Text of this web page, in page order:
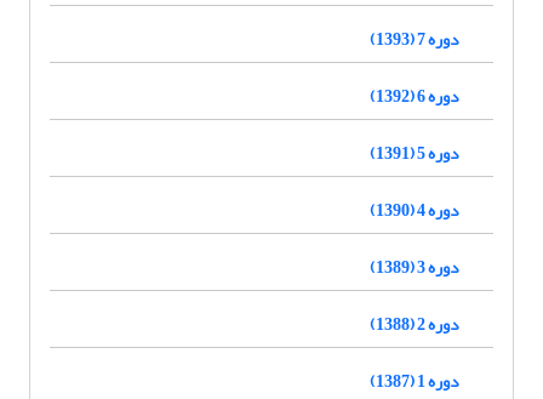
دوره 7 (1393)
دوره 6 (1392)
دوره 5 (1391)
دوره 4 (1390)
دوره 3 (1389)
دوره 2 (1388)
دوره 1 (1387)